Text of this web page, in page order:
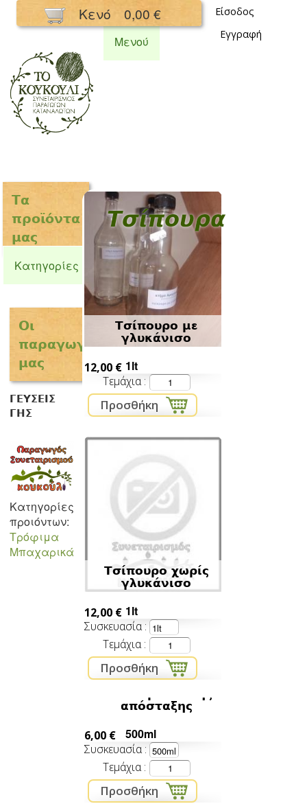
Παράκαμψη
προς το
κυρίως
Κενό 0,00 €
Είσοδος
Εγγραφή
Συνεταιρισμός
Μενού
Τα
προϊόντα
μας
Κατηγορίες
Οι
παραγωγοί
μας
ΓΕΥΣΕΙΣ
ΓΗΣ
Κατηγορίες
προιόντων:
Τρόφιμα
Μπαχαρικά
Τσίπουρα
Τσίπουρο με
γλυκάνισο
12,00 € 1lt
Τεμάχια
Τσίπουρο χωρίς
γλυκάνισο
12,00 € 1lt
Συσκευασία
Τεμάχια
απόσταξης
6,00 € 500ml
Συσκευασία
Τεμάχια